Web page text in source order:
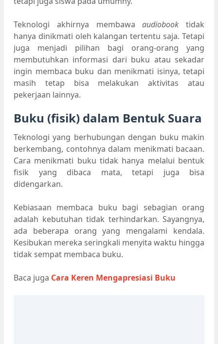
Teknologi akhirnya membawaaudiobook tidak
hanya dinikmati oleh kalangan tertentu saja. Tetapi
juga menjadi pilihan bagi orang-orang yang
membutuhkan informasi dari buku atau sekadar
ingin membaca buku dan menikmati isinya, tetapi
masih tetap bisa melakukan aktivitas atau
pekerjaan lainnya.
Buku (fisik) dalam Bentuk Suara
Teknologi yang berhubungan dengan buku makin
berkembang, contohnya dalam menikmati bacaan.
Cara menikmati buku tidak hanya melalui bentuk
fisik yang dibaca mata, tetapi juga bisa
didengarkan.
Kebiasaan membaca buku bagi sebagian orang
adalah kebutuhan tidak terhindarkan. Sayangnya,
ada beberapa orang yang mengalami kendala.
Kesibukan mereka seringkali menyita waktu hingga
tidak sempat membaca buku.
Baca juga Cara Keren Mengapresiasi Buku